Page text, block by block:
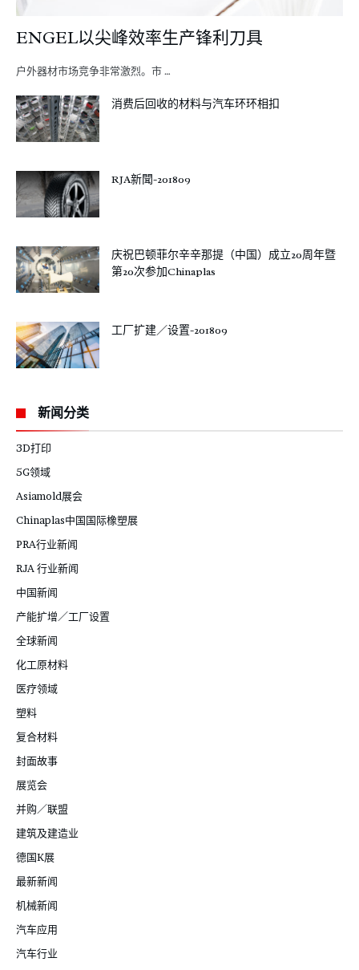
ENGEL以尖峰效率生产锋利刀具
户外器材市场竞争非常激烈。市 …
消费后回收的材料与汽车环环相扣
RJA新聞-201809
庆祝巴顿菲尔辛辛那提（中国）成立20周年暨
第20次参加Chinaplas
工厂扩建／设置-201809
新闻分类
3D打印
5G领域
Asiamold展会
Chinaplas中国国际橡塑展
PRA行业新闻
RJA 行业新闻
中国新闻
产能扩增／工厂设置
全球新闻
化工原材料
医疗领域
塑料
复合材料
封面故事
展览会
并购／联盟
建筑及建造业
德国K展
最新新闻
机械新闻
汽车应用
汽车行业